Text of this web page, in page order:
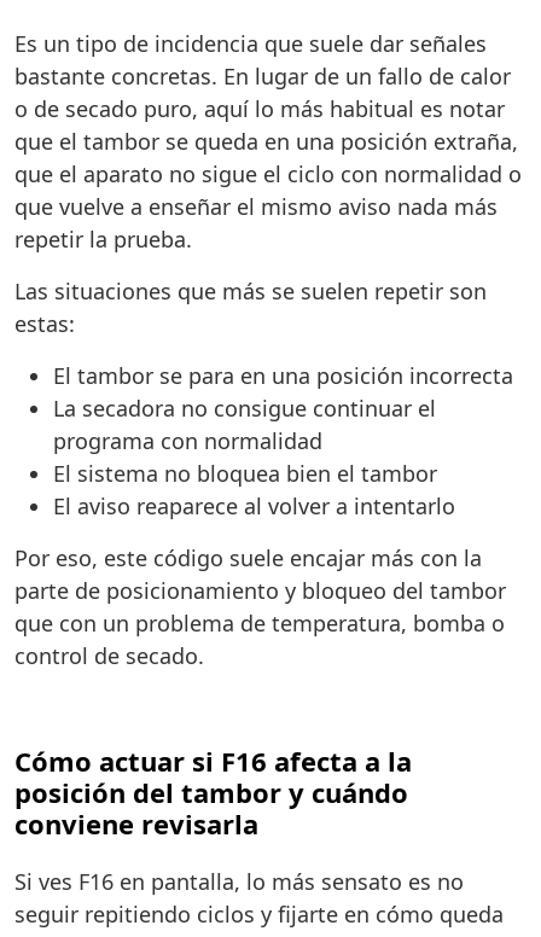
Es un tipo de incidencia que suele dar señales
bastante concretas. En lugar de un fallo de calor
o de secado puro, aquí lo más habitual es notar
que el tambor se queda en una posición extraña,
que el aparato no sigue el ciclo con normalidad o
que vuelve a enseñar el mismo aviso nada más
repetir la prueba.
Las situaciones que más se suelen repetir son
estas:
El tambor se para en una posición incorrecta
La secadora no consigue continuar el
programa con normalidad
El sistema no bloquea bien el tambor
El aviso reaparece al volver a intentarlo
Por eso, este código suele encajar más con la
parte de posicionamiento y bloqueo del tambor
que con un problema de temperatura, bomba o
control de secado.
Cómo actuar si F16 afecta a la
posición del tambor y cuándo
conviene revisarla
Si ves F16 en pantalla, lo más sensato es no
seguir repitiendo ciclos y fijarte en cómo queda